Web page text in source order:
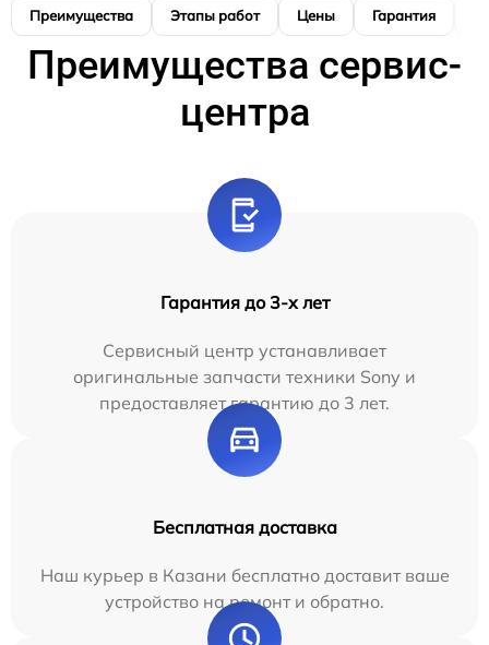
Преимущества Этапы работ Цены Гарантия
Преимущества сервис-
центра
Гарантия до 3-х лет
Сервисный центр устанавливает
оригинальные запчасти техники Sony и
предоставляет гарантию до 3 лет.
Бесплатная доставка
Наш курьер в Казани бесплатно доставит ваше
устройство на ремонт и обратно.